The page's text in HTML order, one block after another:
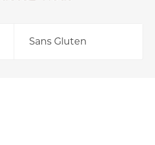
Sans Gluten